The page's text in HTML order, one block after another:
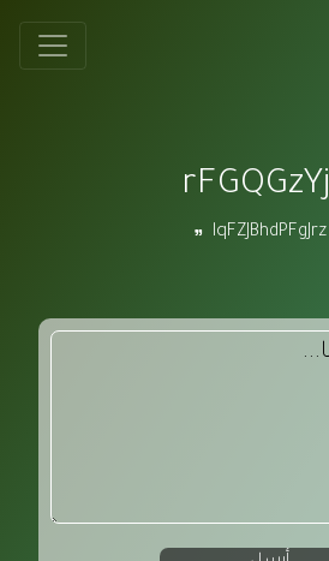
lqFZJBhdPFgJrz